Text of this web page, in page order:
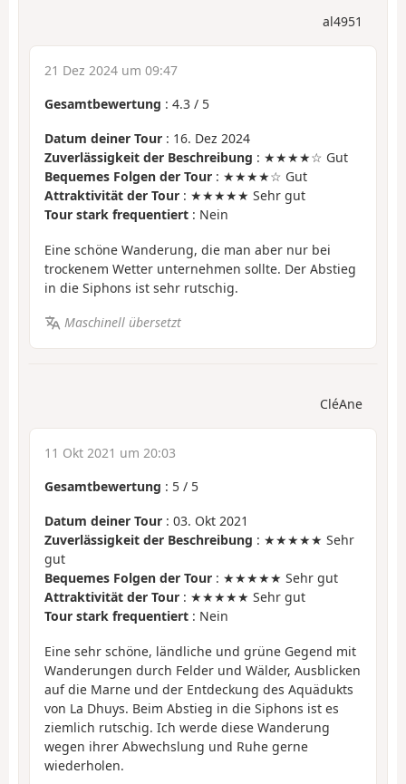
al4951
21 Dez 2024 um 09:47
Gesamtbewertung : 4.3 / 5
Datum deiner Tour : 16. Dez 2024
Zuverlässigkeit der Beschreibung : ★★★★☆ Gut
Bequemes Folgen der Tour : ★★★★☆ Gut
Attraktivität der Tour : ★★★★★ Sehr gut
Tour stark frequentiert : Nein
Eine schöne Wanderung, die man aber nur bei
trockenem Wetter unternehmen sollte. Der Abstieg
in die Siphons ist sehr rutschig.
Maschinell übersetzt
CléAne
11 Okt 2021 um 20:03
Gesamtbewertung : 5 / 5
Datum deiner Tour : 03. Okt 2021
Zuverlässigkeit der Beschreibung : ★★★★★ Sehr
gut
Bequemes Folgen der Tour : ★★★★★ Sehr gut
Attraktivität der Tour : ★★★★★ Sehr gut
Tour stark frequentiert : Nein
Eine sehr schöne, ländliche und grüne Gegend mit
Wanderungen durch Felder und Wälder, Ausblicken
auf die Marne und der Entdeckung des Aquädukts
von La Dhuys. Beim Abstieg in die Siphons ist es
ziemlich rutschig. Ich werde diese Wanderung
wegen ihrer Abwechslung und Ruhe gerne
wiederholen.